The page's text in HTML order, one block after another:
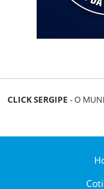
CLICK SERGIPE - O